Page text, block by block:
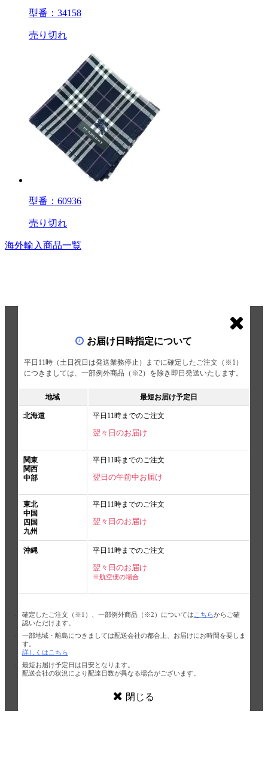
型番：34158
売り切れ
型番：60936
売り切れ
海外輸入商品一覧
お届け日時指定について
平日11時（土日祝日は発送業務停止）までに確定したご注文（※1）
につきましては、一部例外商品（※2）を除き即日発送いたします。
地域 最短お届け予定日
北海道 平日11時までのご注文
翌々日のお届け
関東
関西
中部
平日11時までのご注文
翌日の午前中お届け
東北
中国
四国
九州
平日11時までのご注文
翌々日のお届け
沖縄 平日11時までのご注文
翌々日のお届け
※航空便の場合
確定したご注文（※1）、一部例外商品（※2）については こちらからご確
認いただけます。
一部地域・離島につきましては配送会社の都合上、お届けにお時間を要しま
す。
詳しくはこちら
最短お届け予定日は目安となります。
配送会社の状況により配達日数が異なる場合がございます。
閉じる